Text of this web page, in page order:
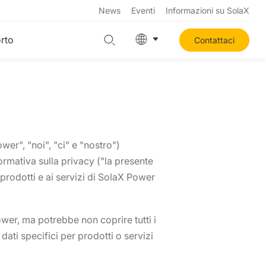
News Eventi Informazioni su SolaX
Contattaci
"noi", "ci" e "nostro")
sulla privacy ("la presente
e ai servizi di SolaX Power
ma potrebbe non coprire tutti i
specifici per prodotti o servizi